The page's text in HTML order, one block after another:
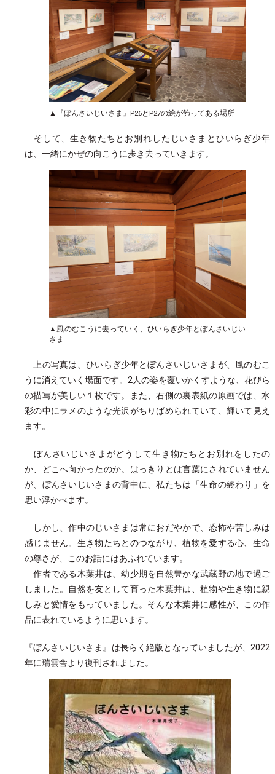
▲『ぼんさいじいさま』P26とP27の絵が飾ってある場所
そして、生き物たちとお別れしたじいさまとひいらぎ少年
は、一緒にかぜの向こうに歩き去っていきます。
▲風のむこうに去っていく、ひいらぎ少年とぼんさいじい
さま
上の写真は、ひいらぎ少年とぼんさいじいさまが、風のむこ
うに消えていく場面です。2人の姿を覆いかくすような、花びら
の描写が美しい１枚です。また、右側の裏表紙の原画では、水
彩の中にラメのような光沢がちりばめられていて、輝いて見え
ます。
ぼんさいじいさまがどうして生き物たちとお別れをしたの
か、どこへ向かったのか。はっきりとは言葉にされていません
が、ぼんさいじいさまの背中に、私たちは「生命の終わり」を
思い浮かべます。
しかし、作中のじいさまは常におだやかで、恐怖や苦しみは
感じません。生き物たちとのつながり、植物を愛する心、生命
の尊さが、このお話にはあふれています。
作者である木葉井は、幼少期を自然豊かな武蔵野の地で過ご
しました。自然を友として育った木葉井は、植物や生き物に親
しみと愛情をもっていました。そんな木葉井に感性が、この作
品に表れているように思います。
『ぼんさいじいさま』は長らく絶版となっていましたが、2022
年に瑞雲舎より復刊されました。